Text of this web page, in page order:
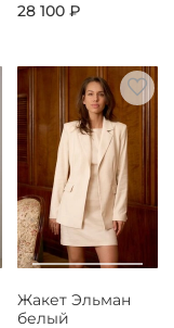
28 100 ₽
Жакет Эльман
белый